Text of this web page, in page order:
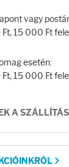
vagy
15 000 Ft
esetén:
15 000 Ft
A